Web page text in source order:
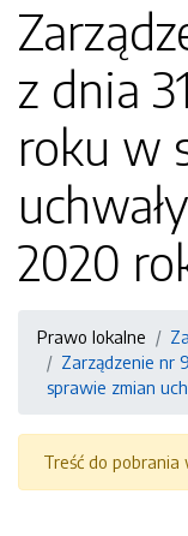
z dnia
roku w
2020
Prawo lokalne
Zarządzenie nr
sprawie zmian
Treść do pobrania